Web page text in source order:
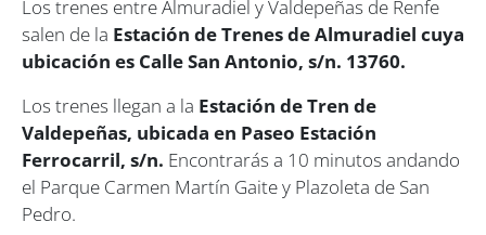
Los trenes entre Almuradiel y Valdepeñas de Renfe
salen de la Estación de Trenes de Almuradiel cuya
ubicación es Calle San Antonio, s/n. 13760.
Los trenes llegan a la Estación de Tren de
Valdepeñas, ubicada en Paseo Estación
Ferrocarril, s/n. Encontrarás a 10 minutos andando
el Parque Carmen Martín Gaite y Plazoleta de San
Pedro.